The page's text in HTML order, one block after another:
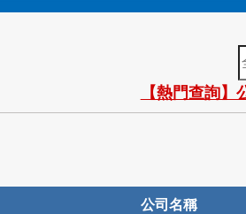
【熱門查詢
公司名稱